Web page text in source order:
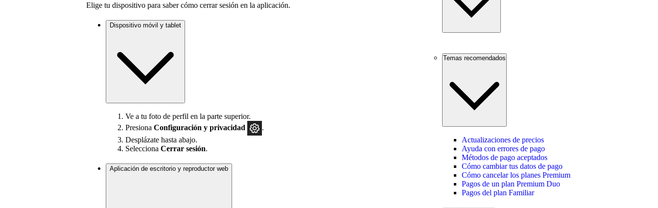
Elige tu dispositivo para saber cómo cerrar sesión en la aplicación.
Dispositivo móvil y tablet
Ve a tu foto de perfil en la parte superior.
Presiona Configuración y privacidad
.
Desplázate hasta abajo.
Selecciona Cerrar sesión.
Aplicación de escritorio y reproductor web
Temas recomendados
Actualizaciones de precios
Ayuda con errores de pago
Métodos de pago aceptados
Cómo cambiar tus datos de pago
Cómo cancelar los planes Premium
Pagos de un plan Premium Duo
Pagos del plan Familiar